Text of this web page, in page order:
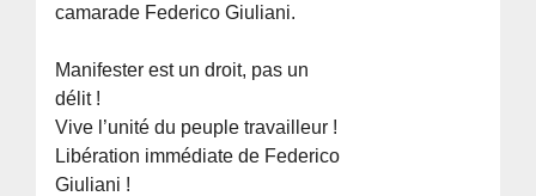
camarade Federico Giuliani.
Manifester est un droit, pas un
délit !
Vive l’unité du peuple travailleur !
Libération immédiate de Federico
Giuliani !